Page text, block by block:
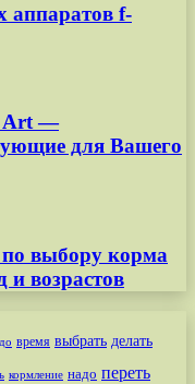
аппаратов f-
Art —
для Вашего
выбору корма
и возрастов
время выбрать делать
кормление надо переть